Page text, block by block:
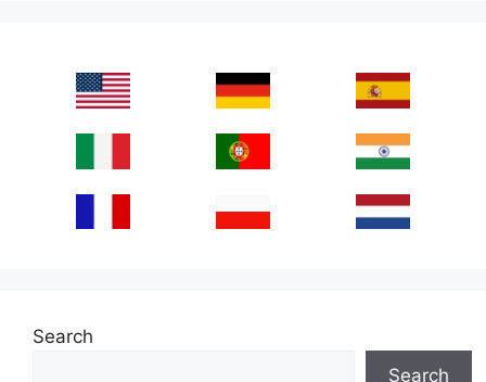
Search
Search